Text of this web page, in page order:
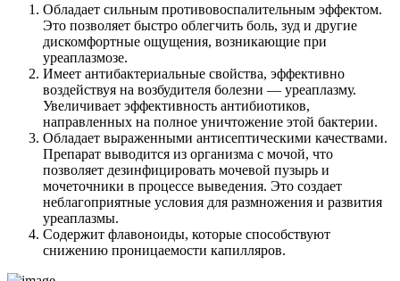
Обладает сильным противовоспалительным эффектом.
Это позволяет быстро облегчить боль, зуд и другие
дискомфортные ощущения, возникающие при
уреаплазмозе.
Имеет антибактериальные свойства, эффективно
воздействуя на возбудителя болезни — уреаплазму.
Увеличивает эффективность антибиотиков,
направленных на полное уничтожение этой бактерии.
Обладает выраженными антисептическими качествами.
Препарат выводится из организма с мочой, что
позволяет дезинфицировать мочевой пузырь и
мочеточники в процессе выведения. Это создает
неблагоприятные условия для размножения и развития
уреаплазмы.
Содержит флавоноиды, которые способствуют
снижению проницаемости капилляров.